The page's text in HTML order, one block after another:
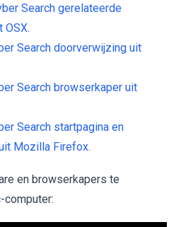
Search gerelateerde
OSX.
Search doorverwijzing uit
Search browserkaper uit
Search startpagina en
Mozilla Firefox.
en browserkapers te
computer: